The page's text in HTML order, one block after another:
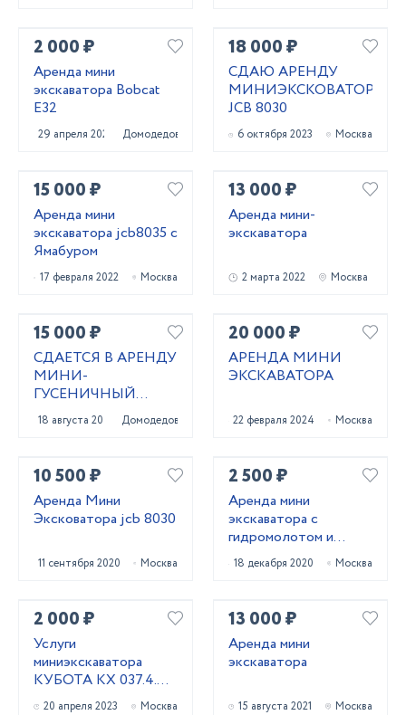
2 000 ₽
Аренда мини
экскаватора Bobcat
E32
29 апреля 2023 Домодедово
18 000 ₽
СДАЮ АРЕНДУ
МИНИЭКСКОВАТОР
JCB 8030
6 октября 2023 Москва
15 000 ₽
Аренда мини
экскаватора jcb8035 с
Ямабуром
17 февраля 2022 Москва
13 000 ₽
Аренда мини-
экскаватора
2 марта 2022 Москва
15 000 ₽
СДАЕТСЯ В АРЕНДУ
МИНИ-
ГУСЕНИЧНЫЙ
ЭКСКАВАТОР
18 августа 2021 Домодедово
20 000 ₽
АРЕНДА МИНИ
ЭКСКАВАТОРА
22 февраля 2024 Москва
10 500 ₽
Аренда Мини
Эксковатора jcb 8030
11 сентября 2020 Москва
2 500 ₽
Аренда мини
экскаватора с
гидромолотом и
буром
18 декабря 2020 Москва
2 000 ₽
Услуги
миниэкскаватора
КУБОТА КХ 037.4.
3.7тонн
20 апреля 2023 Москва
13 000 ₽
Аренда мини
экскаватора
15 августа 2021 Москва